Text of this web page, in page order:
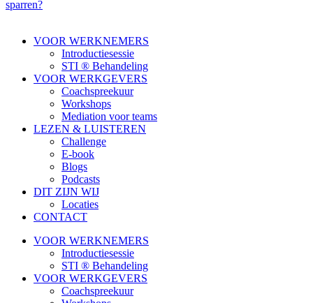
sparren?
VOOR WERKNEMERS
Introductiesessie
STI ® Behandeling
VOOR WERKGEVERS
Coachspreekuur
Workshops
Mediation voor teams
LEZEN & LUISTEREN
Challenge
E-book
Blogs
Podcasts
DIT ZIJN WIJ
Locaties
CONTACT
VOOR WERKNEMERS
Introductiesessie
STI ® Behandeling
VOOR WERKGEVERS
Coachspreekuur